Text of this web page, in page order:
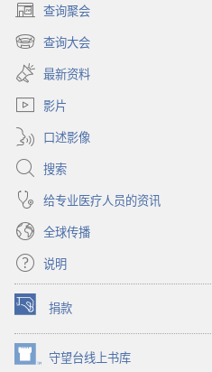
查询聚会
（打
开
新
窗
口）
查询大会
（打
开
新
窗
最新资料
影片
口述影像
搜索
给专业医疗人员的资讯
全球传播
说明
捐款
（打
开
新
窗
守望台线上书库
（打